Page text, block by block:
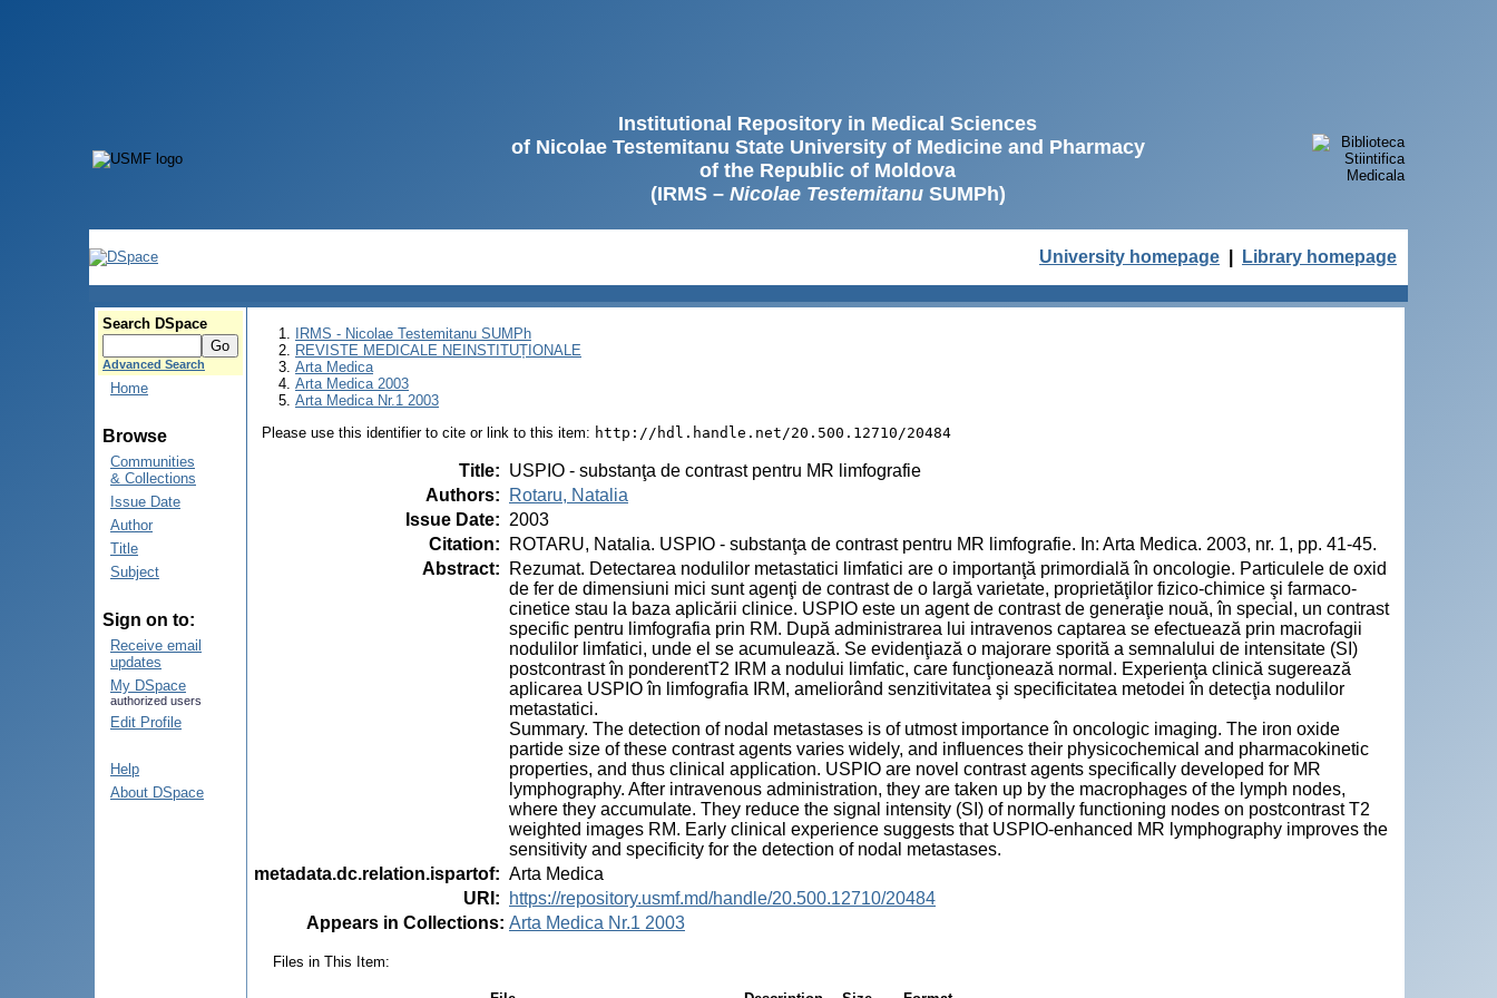
Institutional Repository in Medical Sciences
of Nicolae Testemitanu State University of Medicine and Pharmacy
of the Republic of Moldova
(IRMS – Nicolae TestemitanuSUMPh)
University homepage Library homepage
Search DSpace
Advanced Search
Home
Browse
Communities
& Collections
Issue Date
Author
Title
Subject
Sign on to:
Receive email
updates
My DSpace
authorized users
Edit Profile
Help
About DSpace
IRMS - Nicolae Testemitanu SUMPh
REVISTE MEDICALE NEINSTITUȚIONALE
Arta Medica
Arta Medica 2003
Arta Medica Nr.1 2003
Please use this identifier to cite or link to this item: http://hdl.handle.net/20.500.12710/20484
Title: USPIO - substanţa de contrast pentru MR limfografie
Authors:
Rotaru, Natalia
Issue Date: 2003
Citation:
ROTARU, Natalia. USPIO - substanţa de contrast pentru MR limfografie. In: Arta Medica. 2003, nr. 1, pp. 41-45.
Abstract:
Rezumat. Detectarea nodulilor metastatici limfatici are o importanţă primordială în oncologie. Particulele de oxid
de fer de dimensiuni mici sunt agenţi de contrast de o largă varietate, proprietăţilor fizico-chimice şi farmaco-
cinetice stau la baza aplicării clinice. USPIO este un agent de contrast de generaţie nouă, în special, un contrast
specific pentru limfografia prin RM. După administrarea lui intravenos captarea se efectuează prin macrofagii
nodulilor limfatici, unde el se acumulează. Se evidenţiază o majorare sporită a semnalului de intensitate (SI)
postcontrast în ponderentT2 IRM a nodului limfatic, care funcţionează normal. Experienţa clinică sugerează
aplicarea USPIO în limfografia IRM, ameliorând senzitivitatea şi specificitatea metodei în detecţia nodulilor
metastatici.
Summary. The detection of nodal metastases is of utmost importance în oncologic imaging. The iron oxide
partide size of these contrast agents varies widely, and influences their physicochemical and pharmacokinetic
properties, and thus clinical application. USPIO are novel contrast agents specifically developed for MR
lymphography. After intravenous administration, they are taken up by the macrophages of the lymph nodes,
where they accumulate. They reduce the signal intensity (SI) of normally functioning nodes on postcontrast T2
weighted images RM. Early clinical experience suggests that USPIO-enhanced MR lymphography improves the
sensitivity and specificity for the detection of nodal metastases.
metadata.dc.relation.ispartof: Arta Medica
URI :
https://repository.usmf.md/handle/20.500.12710/20484
Appears in Collections: Arta Medica Nr.1 2003
Files in This Item: